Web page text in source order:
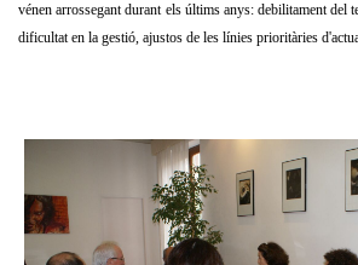
vénen arrossegant durant els últims anys: debilitament del
dificultat en la gestió, ajustos de les línies prioritàries